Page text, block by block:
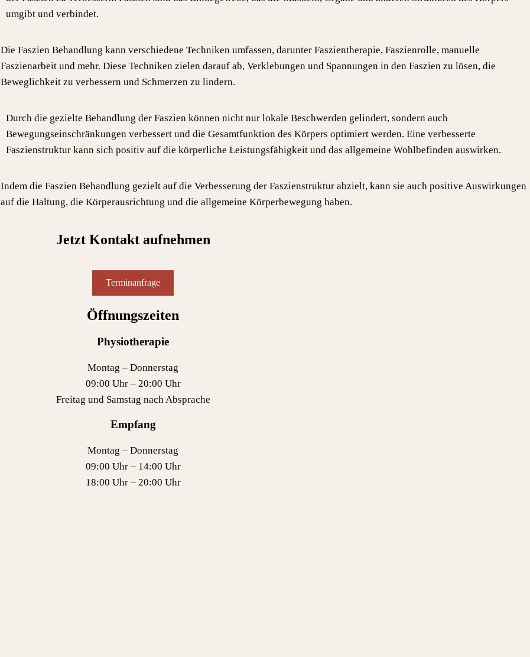
umgibt und verbindet.
Die Faszien Behandlung kann verschiedene Techniken umfassen, darunter Faszientherapie, Faszienrolle, manuelle
Faszienarbeit und mehr. Diese Techniken zielen darauf ab, Verklebungen und Spannungen in den Faszien zu lösen, die
Beweglichkeit zu verbessern und Schmerzen zu lindern.
Durch die gezielte Behandlung der Faszien können nicht nur lokale Beschwerden gelindert, sondern auch
Bewegungseinschränkungen verbessert und die Gesamtfunktion des Körpers optimiert werden. Eine verbesserte
Faszienstruktur kann sich positiv auf die körperliche Leistungsfähigkeit und das allgemeine Wohlbefinden auswirken.
Indem die Faszien Behandlung gezielt auf die Verbesserung der Faszienstruktur abzielt, kann sie auch positive Auswirkungen
auf die Haltung, die Körperausrichtung und die allgemeine Körperbewegung haben.
Jetzt Kontakt aufnehmen
Terminanfrage
Öffnungszeiten
Physiotherapie
Montag – Donnerstag
09:00 Uhr – 20:00 Uhr
Freitag und Samstag nach Absprache
Empfang
Montag – Donnerstag
09:00 Uhr – 14:00 Uhr
18:00 Uhr – 20:00 Uhr